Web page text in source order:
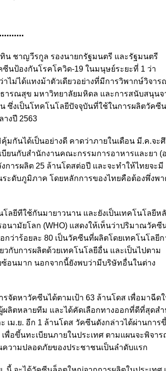
น ชาญวีรกูล รองนายกรัฐมนตรี และรัฐมนตรี
นป้องกันโรคโควิด-19 ในมนุษย์ระยะที่ 1 ว่า
ไม่ได้แทงม้าตัวเดียวอย่างที่มีการวิพากษ์วิจาร
ารณสุข มหาวิทยาลัยมหิดล และการสนับสนุนจ
ซึ่งเป็นโทคโนโลยีปัจจุบันที่ใช้ในการผลิตวัคซีน
งปี 2563
กันได้เป็นอย่างดี คาดว่าภายในเดือน มี.ค.จะ
ยนกับสำนักงานคณะกรรมการอาหารและยา (
การผลิต 25 ล้านโดสต่อปี และจะทำให้ไทยจะมี
ระดับภูมิภาค โดยหลักการของไทยคือต้องพึ่งพา
โลยีทีใช้กันมายาวนาน และยังเป็นเทคโนโลยีห
ามัยโลก (WHO) แสดงให้เห็นว่าปริมาณวัคซี
ว่าร้อยละ 80 เป็นวัคซีนที่ผลิตโดยเทคโนโลยีก
บการผลิตด้วยเทคโนโลยีอื่น และเป็นไปตาม
อนมาก นอกจากนี้ยังพบว่ามีบริษัทอื่นในต่าง
จัดหาวัคซีนได้ตามเป้า 63 ล้านโดส เพื่อมาฉีด
ลิตหลายทีม และได้คัดเลือกทางออกที่ดีที่สุดส
เม.ย. อีก 1 ล้านโดส วัคซีนดังกล่าวได้ผ่านการ
พื่อขึ้นทะเบียนภายในประเทศ ตามแผนจะพิจา
วามปลอดภัยของประชาชนเป็นลำดับแรก